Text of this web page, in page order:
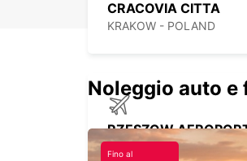
CRACOVIA CITTA
KRAKOW - POLAND
RZESZOW
JASIONKA - POLAND
Noleggio auto
Fino al